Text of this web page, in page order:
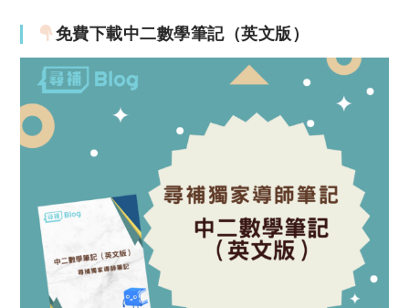
免費下載中二數學筆記（英文版）